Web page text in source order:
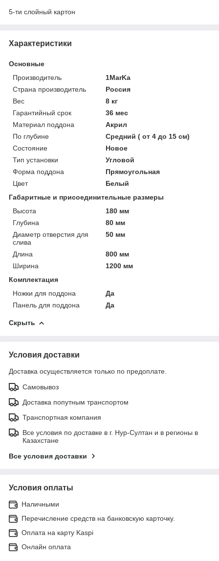
5-ти слойный картон
Характеристики
Основные
Производитель
1MarKa
Страна производитель
Россия
Вес
8 кг
Гарантийный срок
36 мес
Материал поддона
Акрил
По глубине
Средний ( от 4 до 15 см)
Состояние
Новое
Тип установки
Угловой
Форма поддона
Прямоугольная
Цвет
Белый
Габаритные и присоединительные размеры
Высота
180 мм
Глубина
80 мм
Диаметр отверстия для
слива
50 мм
Длина
800 мм
Ширина
1200 мм
Комплектация
Ножки для поддона
Да
Панель для поддона
Да
Скрыть
Условия доставки
Доставка осуществляется только по предоплате.
Самовывоз
Доставка попутным транспортом
Транспортная компания
Все условия по доставке в г. Нур-Султан и в регионы в
Казахстане
Все условия доставки
Условия оплаты
Наличными
Перечисление средств на банковскую карточку.
Оплата на карту Kaspi
Онлайн оплата